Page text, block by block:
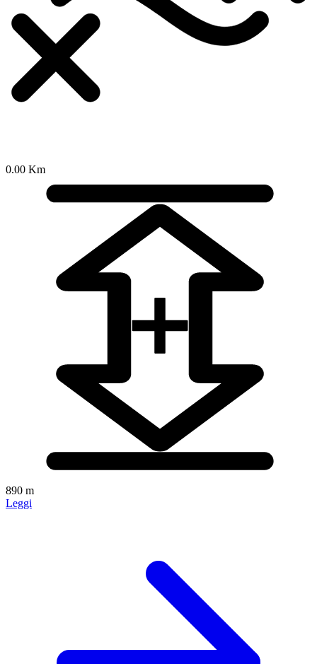
0.00 Km
890 m
Leggi